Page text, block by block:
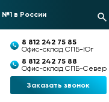
№1 в России
8 812 242 75 85
Офис-склад СПБ-Юг
8 812 242 75 88
Офис-склад СПБ-Север
Заказать звонок